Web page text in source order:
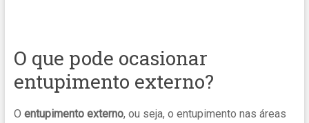
O que pode ocasionar
entupimento externo?
O entupimento externo, ou seja, o entupimento nas áreas